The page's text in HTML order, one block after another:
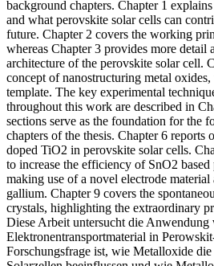
background chapters. Chapter 1
and what perovskite solar cells can
future. Chapter 2 covers the working
whereas Chapter 3 provides more detail
architecture of the perovskite solar cell.
concept of nanostructuring metal
template. The key experimental
throughout this work are described in
sections serve as the foundation for the
chapters of the thesis. Chapter 6 reports
doped TiO2 in perovskite solar cells.
to increase the efficiency of SnO2
making use of a novel electrode
gallium. Chapter 9 covers the
crystals, highlighting the extraordinary
Diese Arbeit untersucht die
Elektronentransportmaterial in
Forschungsfrage ist, wie Metalloxide